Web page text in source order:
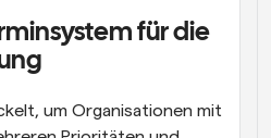
für die
um Organisationen mit